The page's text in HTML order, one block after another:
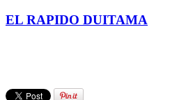
EL RAPIDO DUITAMA